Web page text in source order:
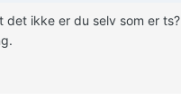
ikke er du selv som er ts?